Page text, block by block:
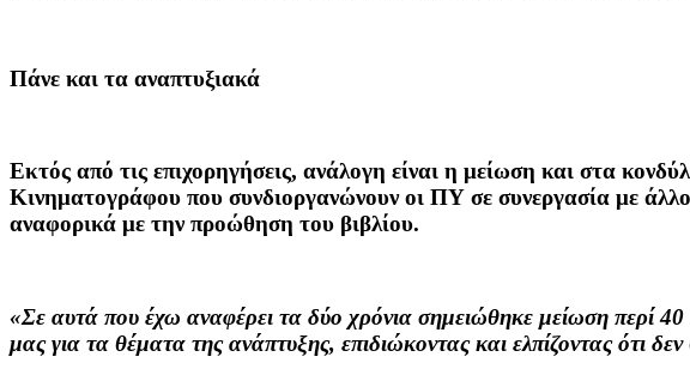
Πάνε και τα αναπτυξιακά
Εκτός από τις επιχορηγήσεις, ανάλογη είναι η μείωση και στα
Κινηματογράφου που συνδιοργανώνουν οι ΠΥ σε συνεργασία με
αναφορικά με την προώθηση του βιβλίου.
«Σε αυτά που έχω αναφέρει τα δύο χρόνια σημειώθηκε μείωση περί
μας για τα θέματα της ανάπτυξης, επιδιώκοντας και ελπίζοντας ότι